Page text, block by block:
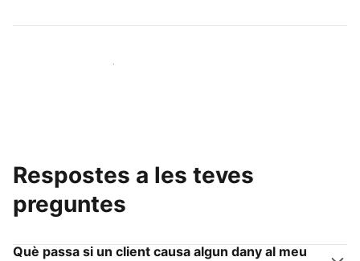
Uneix-te a amfitrions com tu
Respostes a les teves
preguntes
Què passa si un client causa algun dany al meu